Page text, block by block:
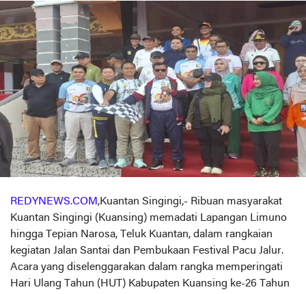
REDYNEWS.COM,Kuantan Singingi,- Ribuan masyarakat
Kuantan Singingi (Kuansing) memadati Lapangan Limuno
hingga Tepian Narosa, Teluk Kuantan, dalam rangkaian
kegiatan Jalan Santai dan Pembukaan Festival Pacu Jalur.
Acara yang diselenggarakan dalam rangka memperingati
Hari Ulang Tahun (HUT) Kabupaten Kuansing ke-26 Tahun